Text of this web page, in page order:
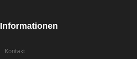
Informationen
Kontakt